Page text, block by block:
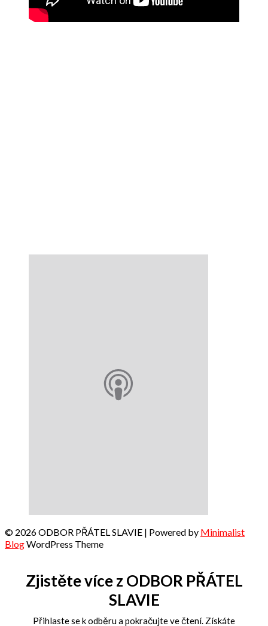
© 2026 ODBOR PŘÁTEL SLAVIE | Powered by Minimalist
BlogWordPress Theme
Zjistěte více z ODBOR PŘÁTEL
SLAVIE
Přihlaste se k odběru a pokračujte ve čtení. Získáte